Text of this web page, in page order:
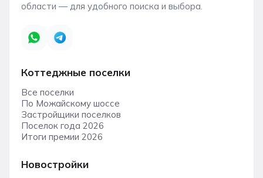
области — для удобного поиска и выбора.
Коттеджные поселки
Все поселки
По Можайскому шоссе
Застройщики поселков
Поселок года 2026
Итоги премии 2026
Новостройки